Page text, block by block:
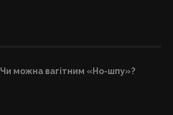
Чи можна вагітним «Но-шпу»?